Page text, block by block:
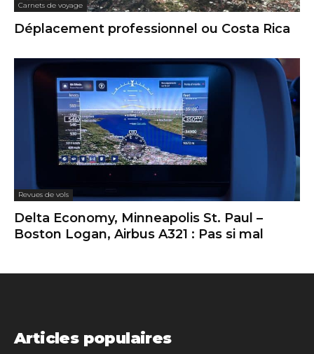
Carnets de voyage
Déplacement professionnel ou Costa Rica
Revues de vols
Delta Economy, Minneapolis St. Paul –
Boston Logan, Airbus A321 : Pas si mal
Articles populaires